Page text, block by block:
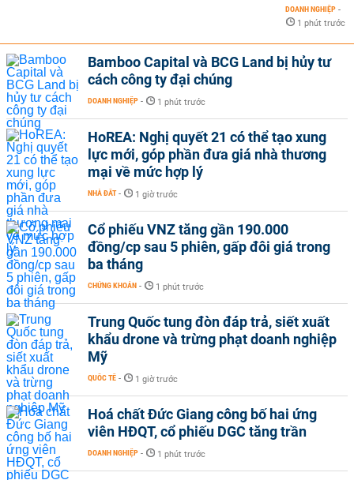
DOANH NGHIỆP -
1 phút trước
Bamboo Capital và BCG Land bị hủy tư
cách công ty đại chúng
DOANH NGHIỆP - 1 phút trước
HoREA: Nghị quyết 21 có thể tạo xung
lực mới, góp phần đưa giá nhà thương
mại về mức hợp lý
NHÀ ĐẤT - 1 giờ trước
Cổ phiếu VNZ tăng gần 190.000
đồng/cp sau 5 phiên, gấp đôi giá trong
ba tháng
CHỨNG KHOÁN - 1 phút trước
Trung Quốc tung đòn đáp trả, siết xuất
khẩu drone và trừng phạt doanh nghiệp
Mỹ
QUỐC TẾ - 1 giờ trước
Hoá chất Đức Giang công bố hai ứng
viên HĐQT, cổ phiếu DGC tăng trần
DOANH NGHIỆP - 1 phút trước